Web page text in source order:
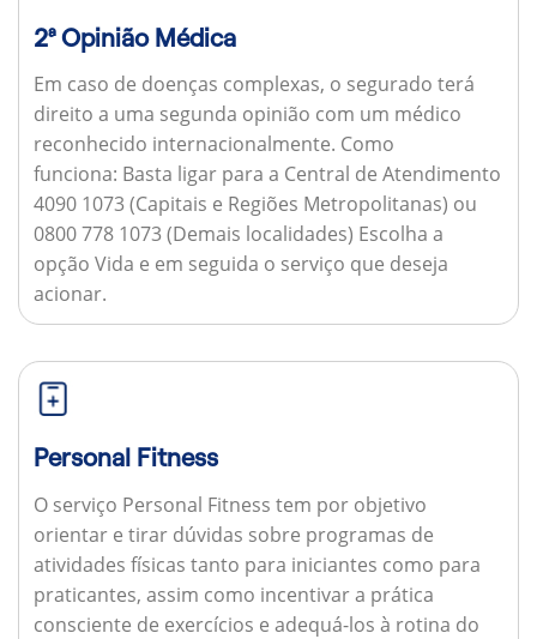
2ª Opinião Médica
Em caso de doenças complexas, o segurado terá
direito a uma segunda opinião com um médico
reconhecido internacionalmente. Como
funciona: Basta ligar para a Central de Atendimento
4090 1073 (Capitais e Regiões Metropolitanas) ou
0800 778 1073 (Demais localidades) Escolha a
opção Vida e em seguida o serviço que deseja
acionar.
Personal Fitness
O serviço Personal Fitness tem por objetivo
orientar e tirar dúvidas sobre programas de
atividades físicas tanto para iniciantes como para
praticantes, assim como incentivar a prática
consciente de exercícios e adequá-los à rotina do